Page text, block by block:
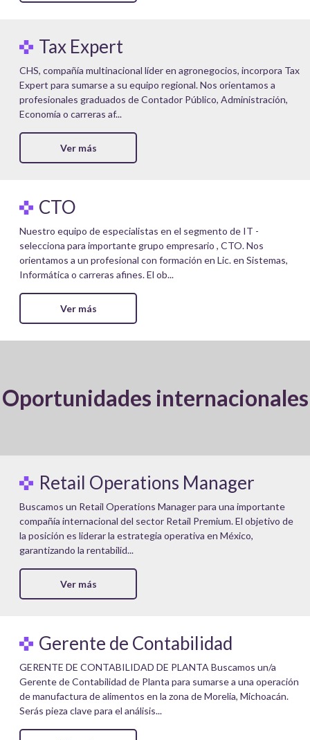
Tax Expert
CHS, compañía multinacional líder en agronegocios, incorpora Tax
Expert para sumarse a su equipo regional. Nos orientamos a
profesionales graduados de Contador Público, Administración,
Economía o carreras af...
Ver más
CTO
Nuestro equipo de especialistas en el segmento de IT -
selecciona para importante grupo empresario , CTO. Nos
orientamos a un profesional con formación en Lic. en Sistemas,
Informática o carreras afines. El ob...
Ver más
Oportunidades internacionales
Retail Operations Manager
Buscamos un Retail Operations Manager para una importante
compañía internacional del sector Retail Premium. El objetivo de
la posición es liderar la estrategia operativa en México,
garantizando la rentabilid...
Ver más
Gerente de Contabilidad
GERENTE DE CONTABILIDAD DE PLANTA Buscamos un/a
Gerente de Contabilidad de Planta para sumarse a una operación
de manufactura de alimentos en la zona de Morelia, Michoacán.
Serás pieza clave para el análisis...